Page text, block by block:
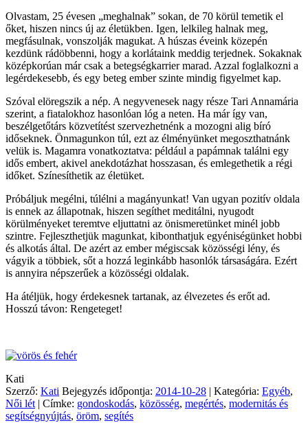
Olvastam, 25 évesen „meghalnak” sokan, de 70 körül temetik el
őket, hiszen nincs új az életükben. Igen, lelkileg halnak meg,
megfásulnak, vonszolják magukat. A húszas éveink közepén
kezdünk rádöbbenni, hogy a korlátaink meddig terjednek. Sokaknak
középkorúan már csak a betegségkarrier marad. Azzal foglalkozni a
legérdekesebb, és egy beteg ember szinte mindig figyelmet kap.
Szóval elöregszik a nép. A negyvenesek nagy része Tari Annamária
szerint, a fiatalokhoz hasonlóan lóg a neten. Ha már így van,
beszélgetőtárs közvetítést szervezhetnénk a mozogni alig bíró
időseknek. Önmagunkon túl, ezt az élményünket megoszthatnánk
velük is. Magamra vonatkoztatva: például a papámnak találni egy
idős embert, akivel anekdotázhat hosszasan, és emlegethetik a régi
időket. Színesíthetik az életüket.
Próbáljuk megélni, túlélni a magányunkat! Van ugyan pozitív oldala
is ennek az állapotnak, hiszen segíthet meditálni, nyugodt
körülményeket teremtve eljuttatni az önismeretünket minél jobb
szintre. Fejleszthetjük magunkat, kibonthatjuk egyéniségünket hobbi
és alkotás által. De azért az ember mégiscsak közösségi lény, és
vágyik a többiek, sőt a hozzá leginkább hasonlók társaságára. Ezért
is annyira népszerűek a közösségi oldalak.
Ha átéljük, hogy érdekesnek tartanak, az élvezetes és erőt ad.
Hosszú távon: Rengeteget!
Kati
Szerző: Kati Bejegyzés időpontja: 2014-10-28 | Kategória: Egyéb,
Női lét | Címke: gondoskodás, közösség, megértés, modernitás és
segítségnyújtás, öröm, segítés